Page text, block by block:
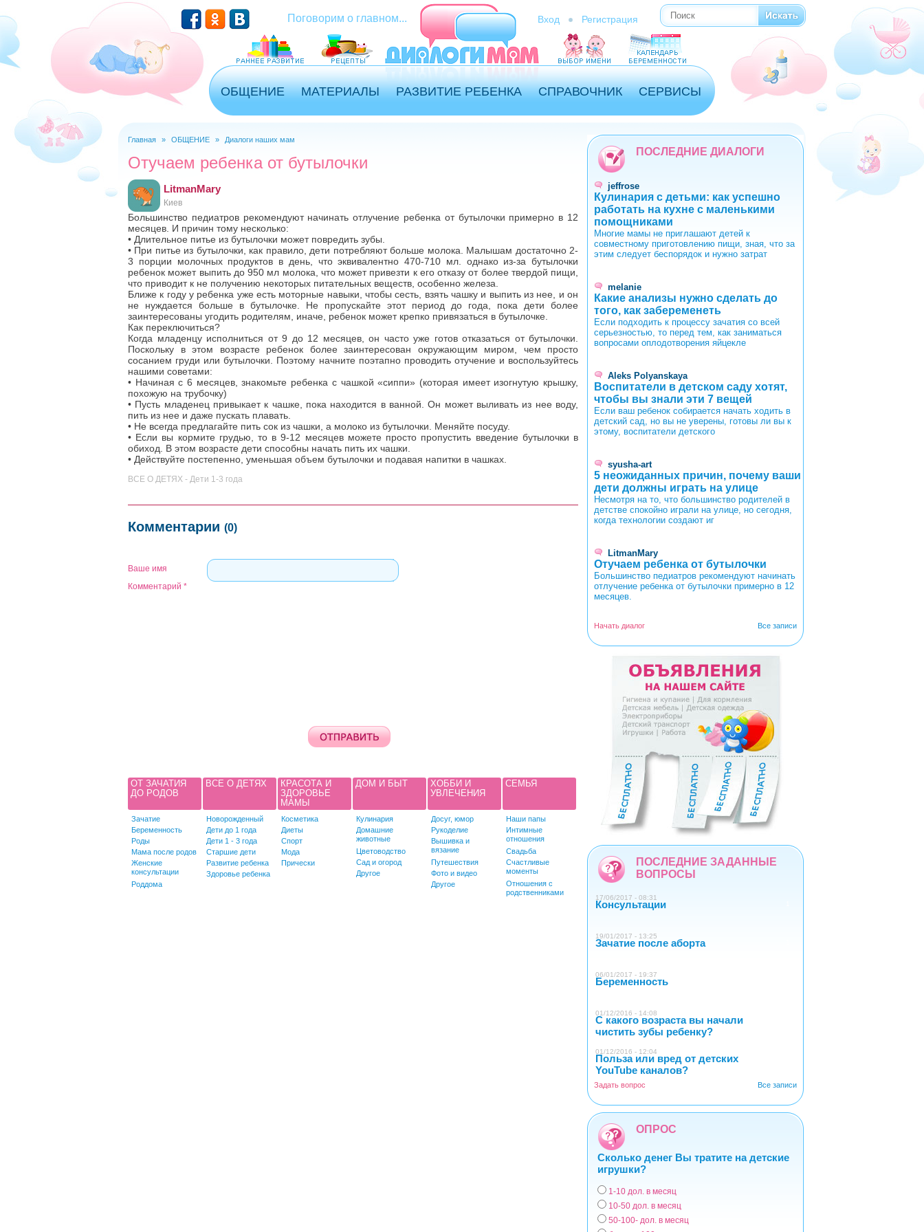
Перейти к основному содержанию
Поговорим о главном... Вход Регистрация Форма поиска
Поиск
ОБЩЕНИЕ МАТЕРИАЛЫ РАЗВИТИЕ РЕБЕНКА СПРАВОЧНИК СЕРВИСЫ
Главная » ОБЩЕНИЕ » Диалоги наших мам
Отучаем ребенка от бутылочки
LitmanMary
Киев
Большинство педиатров рекомендуют начинать отлучение ребенка от бутылочки примерно в 12
месяцев. И причин тому несколько:
• Длительное питье из бутылочки может повредить зубы.
• При питье из бутылочки, как правило, дети потребляют больше молока. Малышам достаточно 2-
3 порции молочных продуктов в день, что эквивалентно 470-710 мл. однако из-за бутылочки
ребенок может выпить до 950 мл молока, что может привезти к его отказу от более твердой пищи,
что приводит к не получению некоторых питательных веществ, особенно железа.
Ближе к году у ребенка уже есть моторные навыки, чтобы сесть, взять чашку и выпить из нее, и он
не нуждается больше в бутылочке. Не пропускайте этот период до года, пока дети более
заинтересованы угодить родителям, иначе, ребенок может крепко привязаться в бутылочке.
Как переключиться?
Когда младенцу исполниться от 9 до 12 месяцев, он часто уже готов отказаться от бутылочки.
Поскольку в этом возрасте ребенок более заинтересован окружающим миром, чем просто
сосанием груди или бутылочки. Поэтому начните поэтапно проводить отучение и воспользуйтесь
нашими советами:
• Начиная с 6 месяцев, знакомьте ребенка с чашкой «сиппи» (которая имеет изогнутую крышку,
похожую на трубочку)
• Пусть младенец привыкает к чашке, пока находится в ванной. Он может выливать из нее воду,
пить из нее и даже пускать плавать.
• Не всегда предлагайте пить сок из чашки, а молоко из бутылочки. Меняйте посуду.
• Если вы кормите грудью, то в 9-12 месяцев можете просто пропустить введение бутылочки в
обиход. В этом возрасте дети способны начать пить их чашки.
• Действуйте постепенно, уменьшая объем бутылочки и подавая напитки в чашках.
ВСЕ О ДЕТЯХ - Дети 1-3 года
Комментарии (0)
Ваше имя
Комментарий *
ОТ ЗАЧАТИЯ
ДО РОДОВ
Зачатие
Беременность
Роды
Мама после родов
Женские
консультации
Роддома
ВСЕ О ДЕТЯХ
Новорожденный
Дети до 1 года
Дети 1 - 3 года
Старшие дети
Развитие ребенка
Здоровье ребенка
КРАСОТА И
ЗДОРОВЬЕ
МАМЫ
Косметика
Диеты
Спорт
Мода
Прически
ДОМ И БЫТ
Кулинария
Домашние
животные
Цветоводство
Сад и огород
Другое
ХОББИ И
УВЛЕЧЕНИЯ
Досуг, юмор
Рукоделие
Вышивка и
вязание
Путешествия
Фото и видео
Другое
СЕМЬЯ
Наши папы
Интимные
отношения
Свадьба
Счастливые
моменты
Отношения с
родственниками
ПОСЛЕДНИЕ ДИАЛОГИ
jeffrose
Кулинария с детьми: как успешно
работать на кухне с маленькими
помощниками
Многие мамы не приглашают детей к
совместному приготовлению пищи, зная, что за
этим следует беспорядок и нужно затрат
melanie
Какие анализы нужно сделать до
того, как забеременеть
Если подходить к процессу зачатия со всей
серьезностью, то перед тем, как заниматься
вопросами оплодотворения яйцекле
Aleks Polyanskaya
Воспитатели в детском саду хотят,
чтобы вы знали эти 7 вещей
Если ваш ребенок собирается начать ходить в
детский сад, но вы не уверены, готовы ли вы к
этому, воспитатели детского
syusha-art
5 неожиданных причин, почему ваши
дети должны играть на улице
Несмотря на то, что большинство родителей в
детстве спокойно играли на улице, но сегодня,
когда технологии создают иг
LitmanMary
Отучаем ребенка от бутылочки
Большинство педиатров рекомендуют начинать
отлучение ребенка от бутылочки примерно в 12
месяцев.
Все записи
Начать диалог
0123456789
ПОСЛЕДНИЕ ЗАДАННЫЕ
ВОПРОСЫ
17/06/2017 - 08:31
Консультации
19/01/2017 - 13:25
Зачатие после аборта
06/01/2017 - 19:37
Беременность
01/12/2016 - 14:08
С какого возраста вы начали
чистить зубы ребенку?
01/12/2016 - 12:04
Польза или вред от детских
YouTube каналов?
Все записи
Задать вопрос
ОПРОС
Сколько денег Вы тратите на детские
игрушки?
Варианты
1-10 дол. в месяц
10-50 дол. в месяц
50-100- дол. в месяц